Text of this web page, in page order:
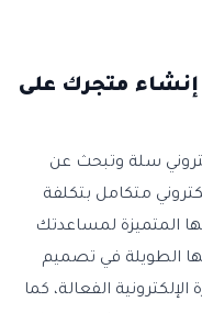
متجرك على
سلة وتبحث عن
متكامل بتكلفة
المتميزة لمساعدتك
الطويلة في تصميم
الفعالة، كما